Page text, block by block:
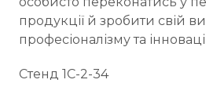
продукції й зробити свій
професіоналізму та
Стенд 1С-2-34